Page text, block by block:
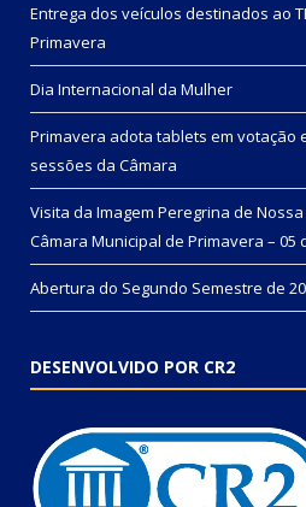
Entrega dos veículos destinados ao
Primavera
Dia Internacional da Mulher
Primavera adota tablets em votação
sessões da Câmara
Visita da Imagem Peregrina de
Câmara Municipal de Primavera – 05
Abertura do Segundo Semestre de
DESENVOLVIDO POR CR2